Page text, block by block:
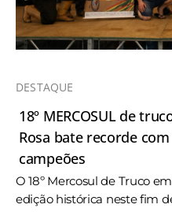
DESTAQUE
18º MERCOSUL de
Rosa bate recorde
campeões
O 18º Mercosul de Truco
edição histórica neste fim